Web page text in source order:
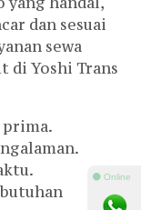
dan sesuai
sewa
di Yoshi Trans
prima.
⚫ Online